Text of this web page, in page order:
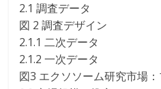
2.1 調査データ
図 2 調査デザイン
2.1.1 二次データ
2.1.2 一次データ
図3 エクソソーム研究市場